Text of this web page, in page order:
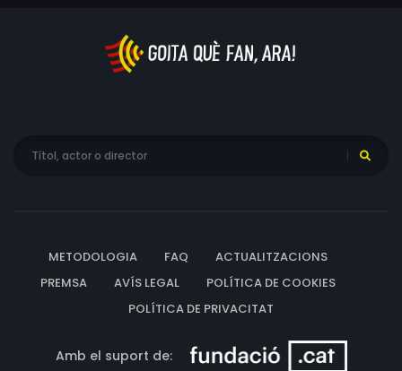
METODOLOGIA FAQ
ACTUALITZACIONS
PREMSA
AVÍS LEGAL
POLÍTICA DE COOKIES
POLÍTICA DE PRIVACITAT
Amb el suport de: